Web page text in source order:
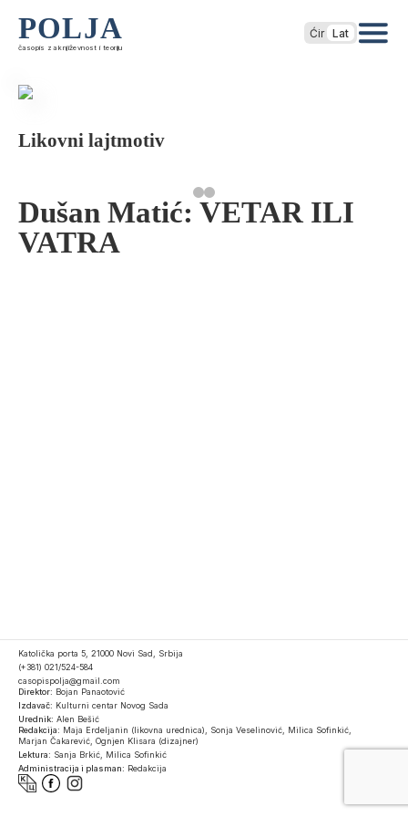
POLJA
časopis za književnost i teoriju
Ćir Lat
Likovni lajtmotiv
Dušan Matić: VETAR ILI
VATRA
Katolička porta 5, 21000 Novi Sad, Srbija
(+381) 021/524-584
casopispolja@gmail.com
Direktor: Bojan Panaotović
Izdavač: Kulturni centar Novog Sada
Urednik: Alen Bešić
Redakcija: Maja Erdeljanin (likovna urednica), Sonja Veselinović, Milica Sofinkić,
Marjan Čakarević, Ognjen Klisara (dizajner)
Lektura: Sanja Brkić, Milica Sofinkić
Administracija i plasman: Redakcija